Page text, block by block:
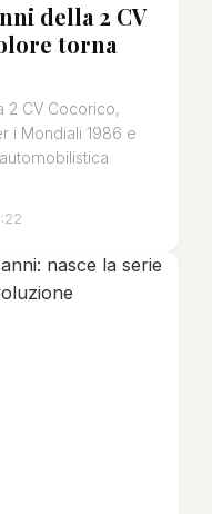
della 2 CV
torna
2 CV Cocorico,
i Mondiali 1986 e